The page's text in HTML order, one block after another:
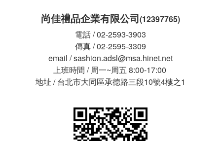
尚佳禮品企業有限公司(12397765)
電話 / 02-2593-3903
傳真 / 02-2595-3309
email / sashion.adsl@msa.hinet.net
上班時間 / 周一~周五 8:00-17:00
地址 / 台北市大同區承德路三段10號4樓之1